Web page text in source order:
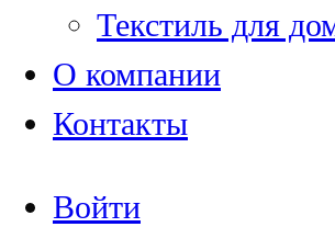
Текстиль для
О компании
Контакты
Войти